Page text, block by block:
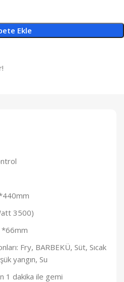
Ekle
3500)
Fry, BARBEKÜ, Süt, Sıcak
yangın, Su
1 dakika ile gemi